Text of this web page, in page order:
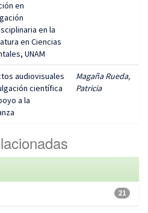
en
en la
en Ciencias
UNAM
audiovisuales
científica
a la
Magaña Rueda,
Patricia
21